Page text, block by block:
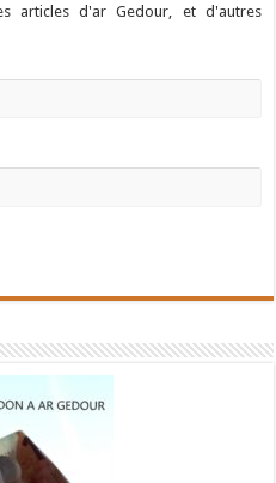
articles d'ar Gedour, et d'autres